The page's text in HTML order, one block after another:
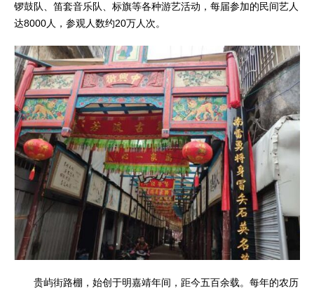
锣鼓队、笛套音乐队、标旗等各种游艺活动，每届参加的民间艺人
达8000人，参观人数约20万人次。
贵屿街路棚，始创于明嘉靖年间，距今五百余载。每年的农历